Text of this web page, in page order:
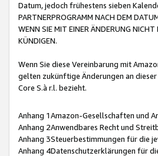
Datum, jedoch frühestens sieben
PARTNERPROGRAMM NACH DEM
WENN SIE MIT EINER ÄNDERUNG NICHT
KÜNDIGEN.
Wenn Sie diese Vereinbarung mit
gelten zukünftige Änderungen an
Core S.à r.l. bezieht.
Anhang 1Amazon-Gesellschaften und
Anhang 2Anwendbares Recht und
Anhang 3Steuerbestimmungen für die
Anhang 4Datenschutzerklärungen für